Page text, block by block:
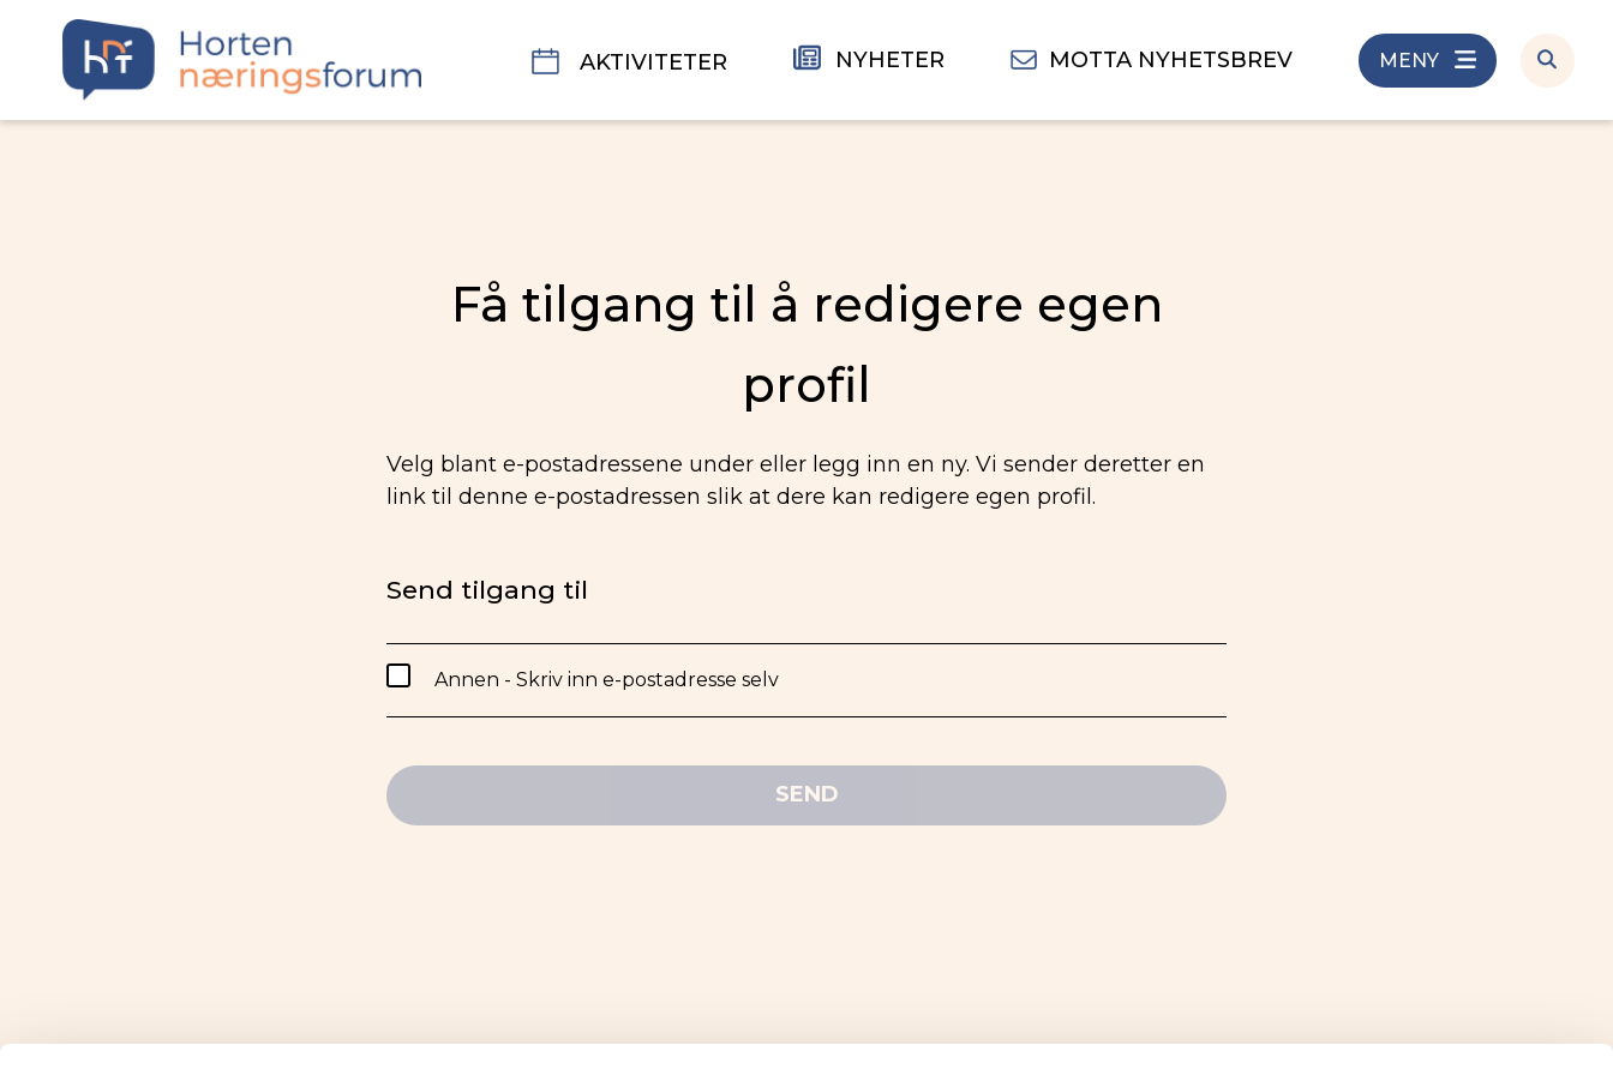
AKTIVITETER NYHETER MOTTA NYHETSBREV MENY
Få tilgang til å redigere egen
profil
Velg blant e-postadressene under eller legg inn en ny. Vi sender deretter en
link til denne e-postadressen slik at dere kan redigere egen profil.
Send tilgang til
Annen - Skriv inn e-postadresse selv
SEND